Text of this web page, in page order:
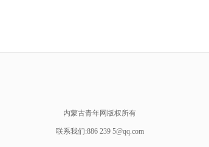
内蒙古青年网版权所有
联系我们:886 239 5@qq.com